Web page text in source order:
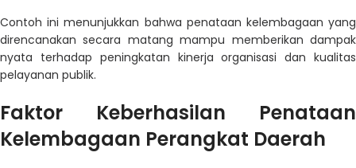
Contoh ini menunjukkan bahwa penataan kelembagaan yang
direncanakan secara matang mampu memberikan dampak
nyata terhadap peningkatan kinerja organisasi dan kualitas
pelayanan publik.
Faktor Keberhasilan Penataan
Kelembagaan Perangkat Daerah